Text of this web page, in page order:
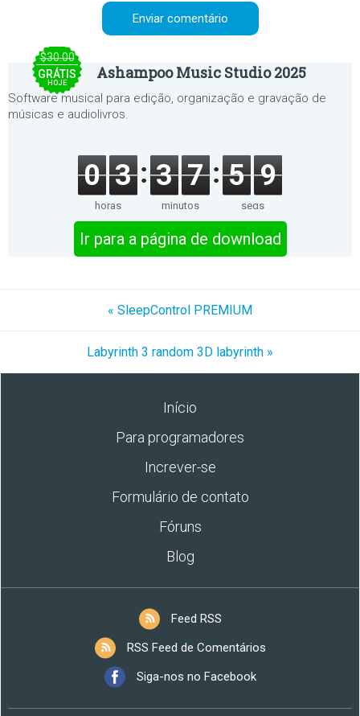
$30.00
GRÁTIS
HOJE
Ashampoo Music Studio 2025
Software musical para edição, organização e gravação de
músicas e audiolivros.
0 3
horas
3 7
minutos
5 9
segs
Ir para a página de download
« SleepControl PREMIUM
Labyrinth 3 random 3D labyrinth »
Início
Para programadores
Increver-se
Formulário de contato
Fóruns
Blog
Feed RSS
RSS Feed de Comentários
Siga-nos no Facebook